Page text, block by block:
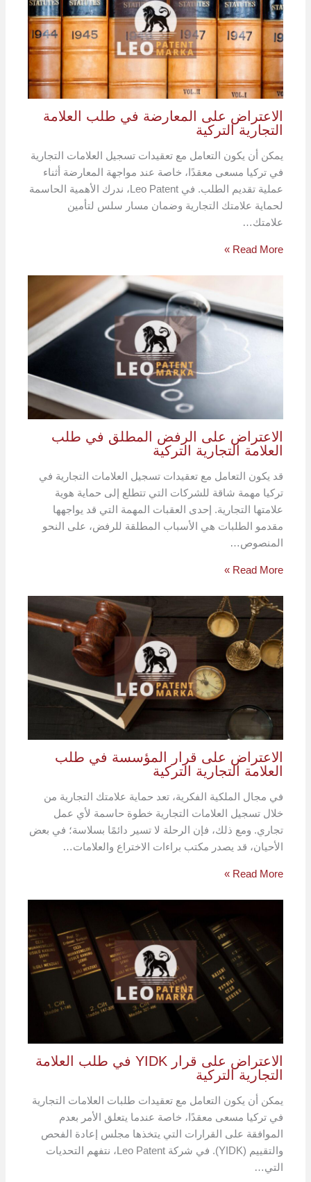
الاعتراض على المعارضة في طلب العلامة
التجارية التركية
يمكن أن يكون التعامل مع تعقيدات تسجيل العلامات التجارية
في تركيا مسعى معقدًا، خاصة عند مواجهة المعارضة أثناء
عملية تقديم الطلب. في Leo Patent، ندرك الأهمية الحاسمة
لحماية علامتك التجارية وضمان مسار سلس لتأمين
علامتك…
Read More »
الاعتراض على الرفض المطلق في طلب
العلامة التجارية التركية
قد يكون التعامل مع تعقيدات تسجيل العلامات التجارية في
تركيا مهمة شاقة للشركات التي تتطلع إلى حماية هوية
علامتها التجارية. إحدى العقبات المهمة التي قد يواجهها
مقدمو الطلبات هي الأسباب المطلقة للرفض، على النحو
المنصوص…
Read More »
الاعتراض على قرار المؤسسة في طلب
العلامة التجارية التركية
في مجال الملكية الفكرية، تعد حماية علامتك التجارية من
خلال تسجيل العلامات التجارية خطوة حاسمة لأي عمل
تجاري. ومع ذلك، فإن الرحلة لا تسير دائمًا بسلاسة؛ في بعض
الأحيان، قد يصدر مكتب براءات الاختراع والعلامات…
Read More »
الاعتراض على قرار YIDK في طلب العلامة
التجارية التركية
يمكن أن يكون التعامل مع تعقيدات طلبات العلامات التجارية
في تركيا مسعى معقدًا، خاصة عندما يتعلق الأمر بعدم
الموافقة على القرارات التي يتخذها مجلس إعادة الفحص
والتقييم (YIDK). في شركة Leo Patent، نتفهم التحديات
التي…